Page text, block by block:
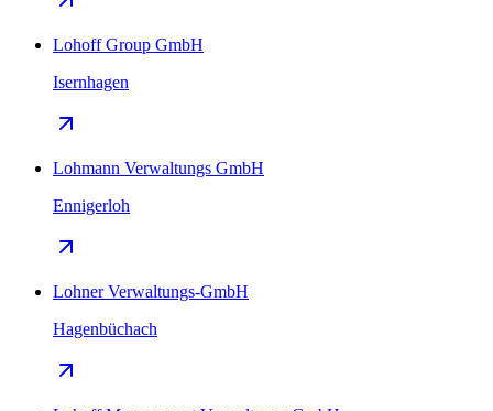
Lohoff Group GmbH
Isernhagen
Lohmann Verwaltungs GmbH
Ennigerloh
Lohner Verwaltungs-GmbH
Hagenbüchach